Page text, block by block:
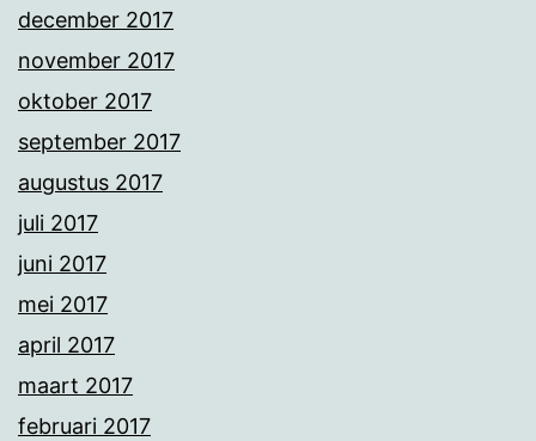
december 2017
november 2017
oktober 2017
september 2017
augustus 2017
juli 2017
juni 2017
mei 2017
april 2017
maart 2017
februari 2017